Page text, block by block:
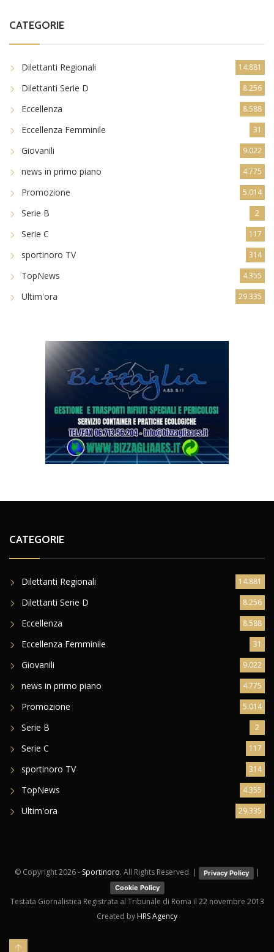
CATEGORIE
Dilettanti Regionali 14.881
Dilettanti Serie D 8.256
Eccellenza 8.588
Eccellenza Femminile 31
Giovanili 9.022
news in primo piano 4.775
Promozione 5.014
Serie B 2
Serie C 117
sportinoro TV 314
TopNews 4.355
Ultim'ora 29.335
CATEGORIE
Dilettanti Regionali 14.881
Dilettanti Serie D 8.256
Eccellenza 8.588
Eccellenza Femminile 31
Giovanili 9.022
news in primo piano 4.775
Promozione 5.014
Serie B 2
Serie C 117
sportinoro TV 314
TopNews 4.355
Ultim'ora 29.335
© Copyright2026 - Sportinoro. All Rights Reserved. | Privacy Policy |
Cookie Policy
Testata Giornalistica Registrata al Tribunale di Roma il 22 novembre 2013
Created by HRS Agency